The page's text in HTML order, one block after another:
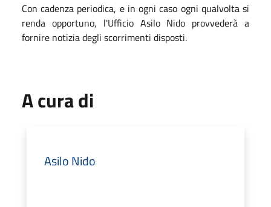
Con cadenza periodica, e in ogni caso ogni qualvolta si
renda opportuno, l'Ufficio Asilo Nido provvederà a
fornire notizia degli scorrimenti disposti.
A cura di
Asilo Nido